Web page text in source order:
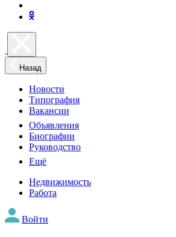
Назад
Новости
Типография
Вакансии
Объявления
Биографии
Руководство
Ещё
Недвижимость
Работа
Войти